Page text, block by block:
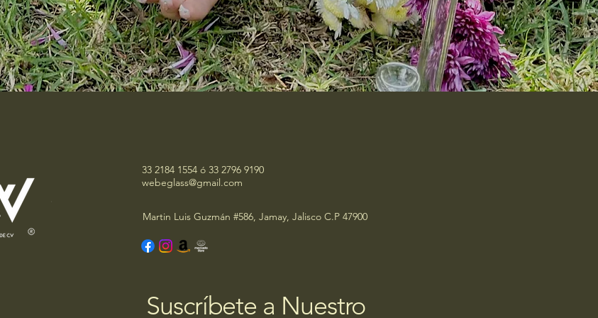
33 2184 1554 ó 33 2796 9190
webeglass@gmail.com
Martin Luis Guzmán #586, Jamay, Jalisco C.P 47900
Suscríbete a Nuestro